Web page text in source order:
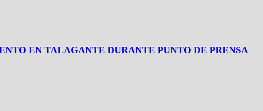
EN TALAGANTE DURANTE PUNTO DE PRENSA